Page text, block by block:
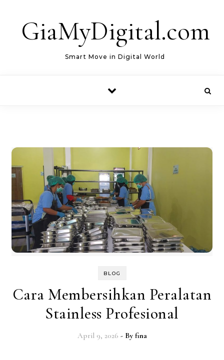
GiaMyDigital.com
Smart Move in Digital World
BLOG
Cara Membersihkan Peralatan
Stainless Profesional
April 9, 2026 - By fina